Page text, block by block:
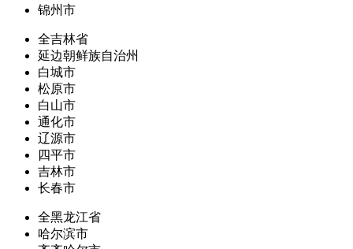
锦州市
全吉林省
延边朝鲜族自治州
白城市
松原市
白山市
通化市
辽源市
四平市
吉林市
长春市
全黑龙江省
哈尔滨市